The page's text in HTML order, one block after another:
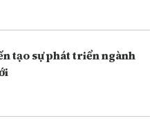
tạo sự phát triển ngành